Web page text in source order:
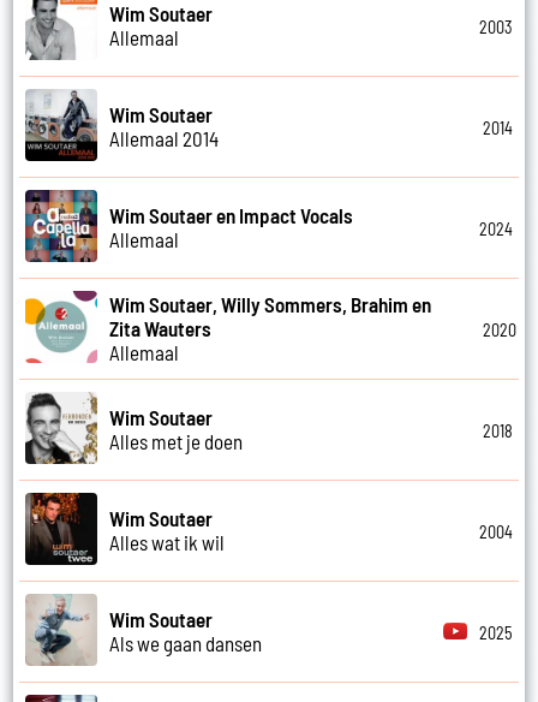
Wim Soutaer
Allemaal
2003
Wim Soutaer
Allemaal 2014
2014
Wim Soutaer en Impact Vocals
Allemaal
2024
Wim Soutaer, Willy Sommers, Brahim en
Zita Wauters
Allemaal
2020
Wim Soutaer
Alles met je doen
2018
Wim Soutaer
Alles wat ik wil
2004
Wim Soutaer
Als we gaan dansen
2025